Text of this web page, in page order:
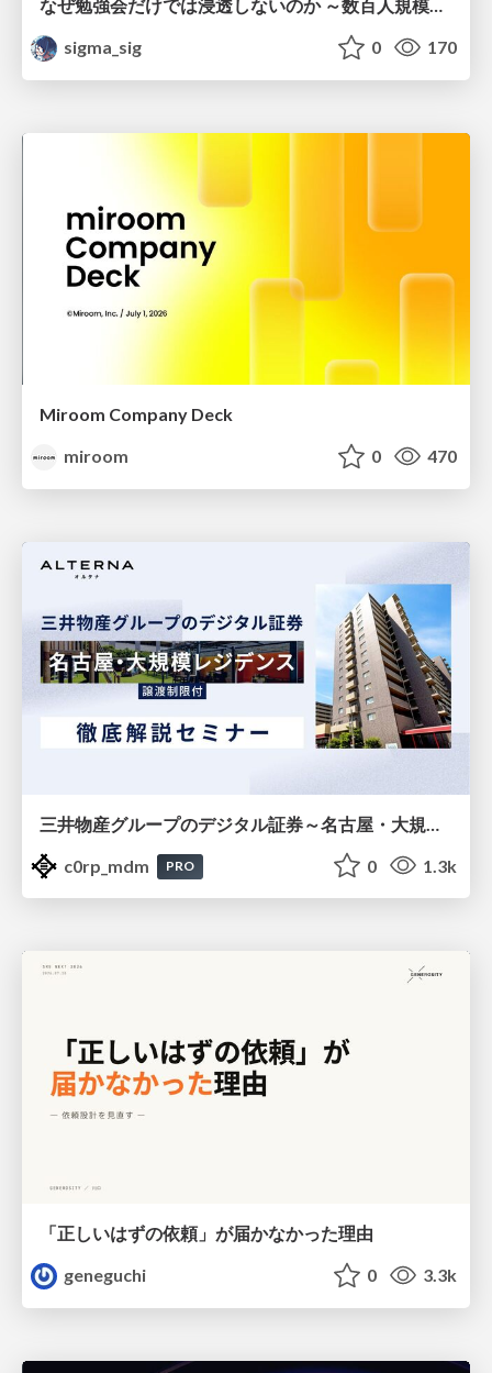
sigma_sig
0 170
Miroom Company Deck
miroom
0 470
c0rp_mdm
PRO 0 1.3k
「正しいはずの依頼」が届かなかった理由
geneguchi
0 3.3k